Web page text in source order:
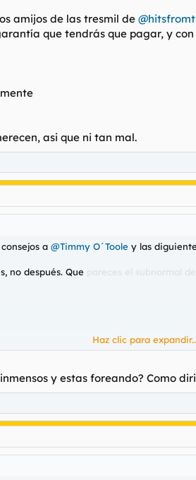
amijos de las tresmil de
que tendrás que pagar, y
asi que ni tan mal.
a @Timmy O´Toole y las
no después. Que pareces el subnormal de
que todo establecimiento
una compra mínima o directamente te
Haz clic para
y estas foreando? Como